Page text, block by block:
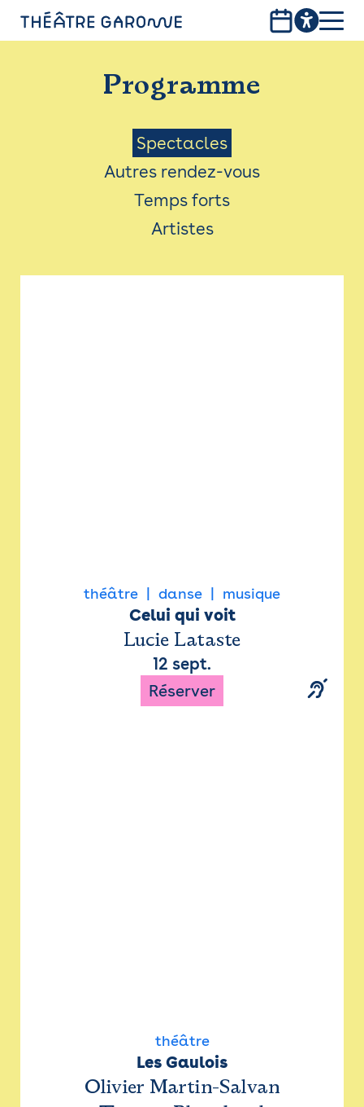
PROGRAMME
INFOS PRATIQUES
AVEC LES PUBLICS
ACCESSIBILITÉ
LES PRODUCTIONS
Programme
Menu
Saison
Spectacles
Autres rendez-vous
Temps forts
Artistes
théâtre danse musique
Celui qui voit
Lucie Lataste
12 sept.
Réserver
théâtre
Les Gaulois
Olivier Martin-Salvan